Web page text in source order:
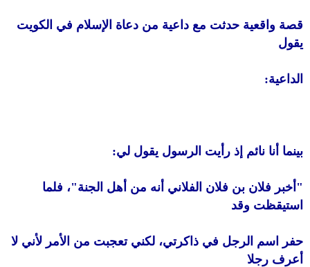
قصة واقعية حدثت مع داعية من دعاة الإسلام في الكويت
يقول
الداعية:
بينما أنا نائم إذ رأيت الرسول يقول لي:
"أخبر فلان بن فلان الفلاني أنه من أهل الجنة"، فلما
استيقظت وقد
حفر اسم الرجل في ذاكرتي، لكني تعجبت من الأمر لأني لا
أعرف رجلا